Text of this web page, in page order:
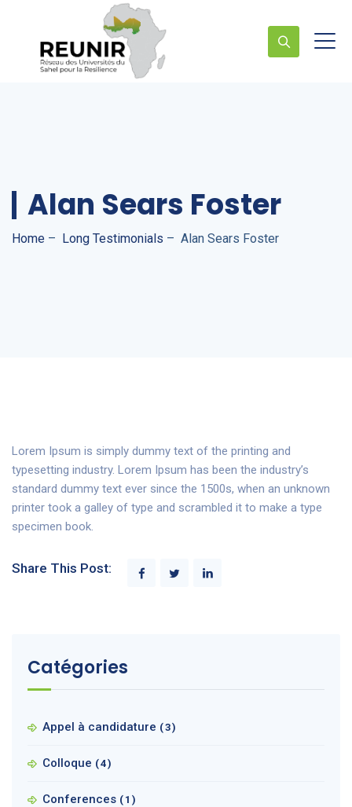
Alan Sears Foster
Home – Long Testimonials – Alan Sears Foster
Lorem Ipsum is simply dummy text of the printing and
typesetting industry. Lorem Ipsum has been the industry’s
standard dummy text ever since the 1500s, when an unknown
printer took a galley of type and scrambled it to make a type
specimen book.
Share This Post:
Catégories
Appel à candidature (3)
Colloque (4)
Conferences (1)